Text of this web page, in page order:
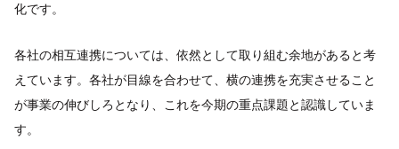
化です。
各社の相互連携については、依然として取り組む余地があると考
えています。各社が目線を合わせて、横の連携を充実させること
が事業の伸びしろとなり、これを今期の重点課題と認識していま
す。